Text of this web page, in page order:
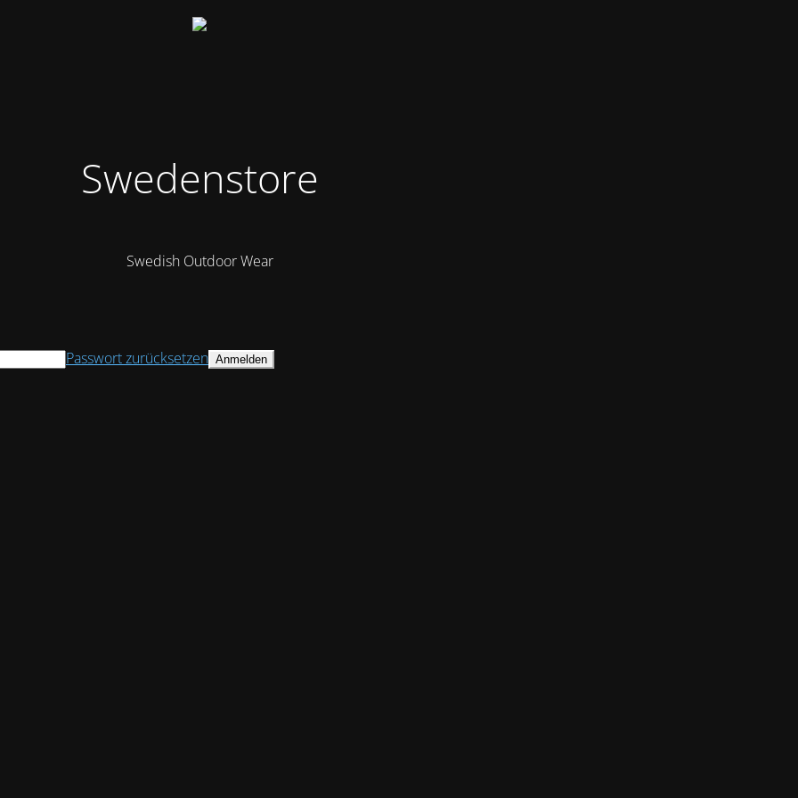
Swedenstore
Swedish Outdoor Wear
Passwort zurücksetzen